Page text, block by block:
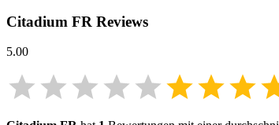
Citadium FR Reviews
5.00